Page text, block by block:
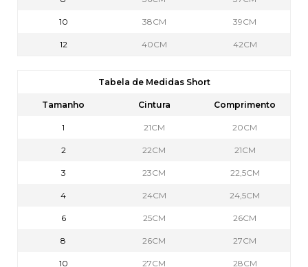
10 38CM 39CM
12 40CM 42CM
Tabela de Medidas Short
Tamanho Cintura Comprimento
1 21CM 20CM
2 22CM 21CM
3 23CM 22,5CM
4 24CM 24,5CM
6 25CM 26CM
8 26CM 27CM
10 27CM 28CM